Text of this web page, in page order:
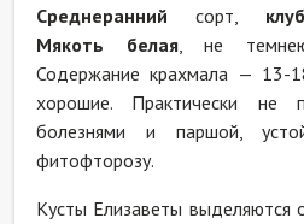
Среднеранний сорт,
Мякоть белая, не
Содержание крахмала — 13-
хорошие. Практически не
болезнями и паршой,
фитофторозу.
Кусты Елизаветы выделяются